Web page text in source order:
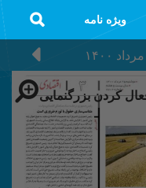
ویژه نامه
کردن بزرگنمایی